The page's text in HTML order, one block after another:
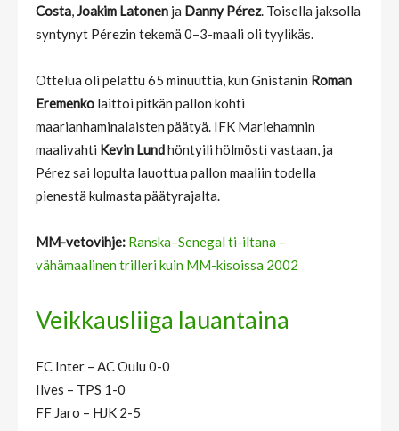
Costa,Joakim Latonen ja Danny Pérez. Toisella jaksolla
syntynyt Pérezin tekemä 0–3-maali oli tyylikäs.
Ottelua oli pelattu 65 minuuttia, kun Gnistanin Roman
Eremenko laittoi pitkän pallon kohti
maarianhaminalaisten päätyä. IFK Mariehamnin
maalivahti Kevin Lundhöntyili hölmösti vastaan, ja
Pérez sai lopulta lauottua pallon maaliin todella
pienestä kulmasta päätyrajalta.
MM-vetovihje: Ranska–Senegal ti-iltana –
vähämaalinen trilleri kuin MM-kisoissa 2002
Veikkausliiga lauantaina
FC Inter – AC Oulu 0-0
Ilves – TPS 1-0
FF Jaro – HJK 2-5